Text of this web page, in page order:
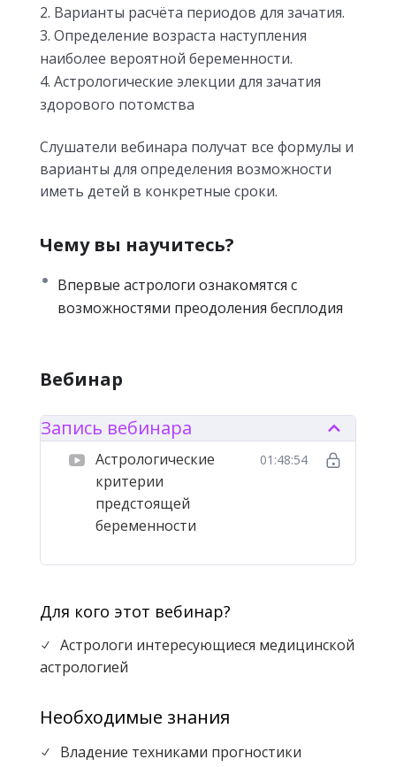
Варианты расчёта периодов для зачатия.
Определение возраста наступления
наиболее вероятной беременности.
Астрологические элекции для зачатия
здорового потомства
Слушатели вебинара получат все формулы и
варианты для определения возможности
иметь детей в конкретные сроки.
Чему вы научитесь?
Впервые астрологи ознакомятся с
возможностями преодоления бесплодия
Вебинар
Запись вебинара
Астрологические
критерии
предстоящей
беременности
01:48:54
Для кого этот вебинар?
N
Астрологи интересующиеся медицинской
астрологией
Необходимые знания
N Владение техниками прогностики